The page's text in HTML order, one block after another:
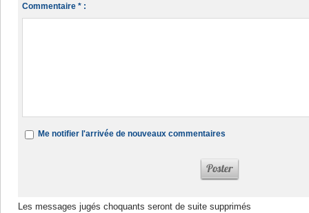
Commentaire * :
Me notifier l'arrivée de nouveaux commentaires
Les messages jugés choquants seront de suite supprimés